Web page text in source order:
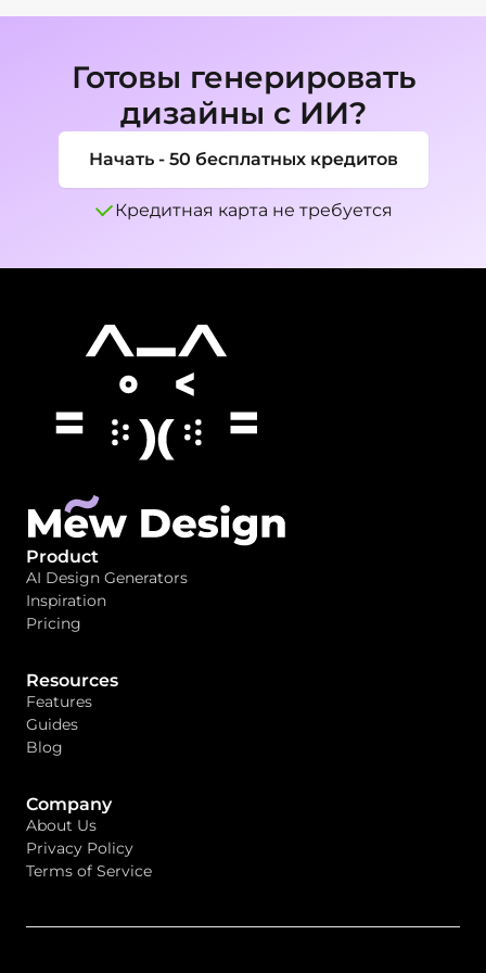
Готовы генерировать
дизайны с ИИ?
Начать - 50 бесплатных кредитов
Кредитная карта не требуется
Product
AI Design Generators
Inspiration
Pricing
Resources
Features
Guides
Blog
Company
About Us
Privacy Policy
Terms of Service